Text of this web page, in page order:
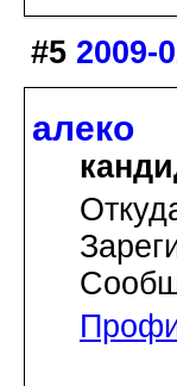
#5 2009-
алеко